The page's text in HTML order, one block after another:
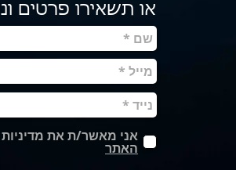
או תשאירו פרטים
אני מאשר/ת את
האתר